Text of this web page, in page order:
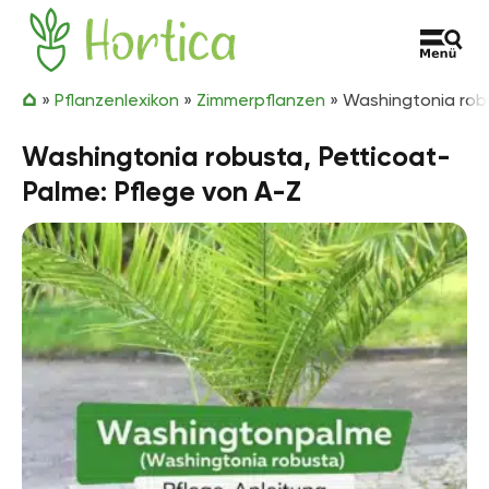
Zum Inhalt springen
Hortica
» Pflanzenlexikon » Zimmerpflanzen » Washingtonia
Washingtonia robusta, Petticoat-
Palme: Pflege von A-Z